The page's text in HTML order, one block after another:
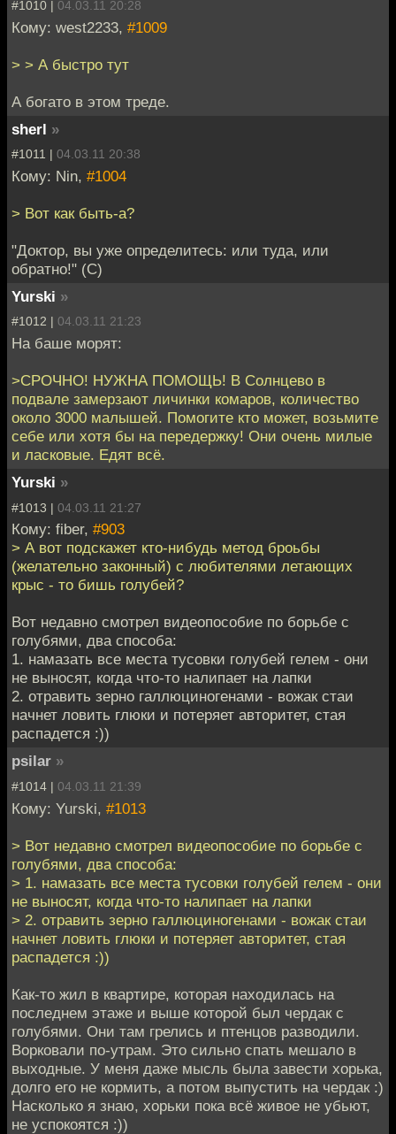
#1010 | 04.03.11 20:28
Кому: west2233, #1009
> > А быстро тут
А богато в этом треде.
sherl »
#1011 | 04.03.11 20:38
Кому: Nin, #1004
> Вот как быть-а?
"Доктор, вы уже определитесь: или туда, или
обратно!" (С)
Yurski »
#1012 | 04.03.11 21:23
На баше морят:
>СРОЧНО! НУЖНА ПОМОЩЬ! В Солнцево в
подвале замерзают личинки комаров, количество
около 3000 малышей. Помогите кто может, возьмите
себе или хотя бы на передержку! Они очень милые
и ласковые. Едят всё.
Yurski »
#1013 | 04.03.11 21:27
Кому: fiber, #903
> А вот подскажет кто-нибудь метод броьбы
(желательно законный) с любителями летающих
крыс - то бишь голубей?
Вот недавно смотрел видеопособие по борьбе с
голубями, два способа:
1. намазать все места тусовки голубей гелем - они
не выносят, когда что-то налипает на лапки
2. отравить зерно галлюциногенами - вожак стаи
начнет ловить глюки и потеряет авторитет, стая
распадется :))
psilar »
#1014 | 04.03.11 21:39
Кому: Yurski, #1013
> Вот недавно смотрел видеопособие по борьбе с
голубями, два способа:
> 1. намазать все места тусовки голубей гелем - они
не выносят, когда что-то налипает на лапки
> 2. отравить зерно галлюциногенами - вожак стаи
начнет ловить глюки и потеряет авторитет, стая
распадется :))
Как-то жил в квартире, которая находилась на
последнем этаже и выше которой был чердак с
голубями. Они там грелись и птенцов разводили.
Ворковали по-утрам. Это сильно спать мешало в
выходные. У меня даже мысль была завести хорька,
долго его не кормить, а потом выпустить на чердак :)
Насколько я знаю, хорьки пока всё живое не убьют,
не успокоятся :))